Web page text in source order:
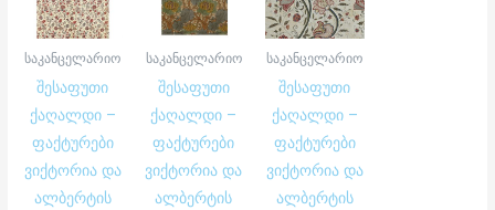
საკანცელარიო
შესაფუთი
ქაღალდი –
ფაქტურები
ვიქტორია და
ალბერტის
საკანცელარიო
შესაფუთი
ქაღალდი –
ფაქტურები
ვიქტორია და
ალბერტის
საკანცელარიო
შესაფუთი
ქაღალდი –
ფაქტურები
ვიქტორია და
ალბერტის